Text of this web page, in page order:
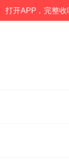
打开APP，完整收